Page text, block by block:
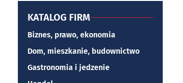
KATALOG FIRM
Biznes, prawo, ekonomia
Dom, mieszkanie, budownictwo
Gastronomia i jedzenie